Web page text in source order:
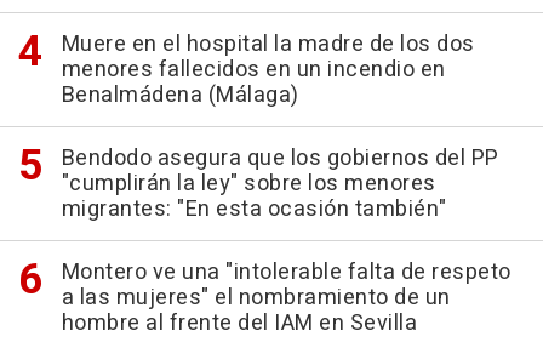
Muere en el hospital la madre de los dos
menores fallecidos en un incendio en
Benalmádena (Málaga)
Bendodo asegura que los gobiernos del PP
"cumplirán la ley" sobre los menores
migrantes: "En esta ocasión también"
Montero ve una "intolerable falta de respeto
a las mujeres" el nombramiento de un
hombre al frente del IAM en Sevilla